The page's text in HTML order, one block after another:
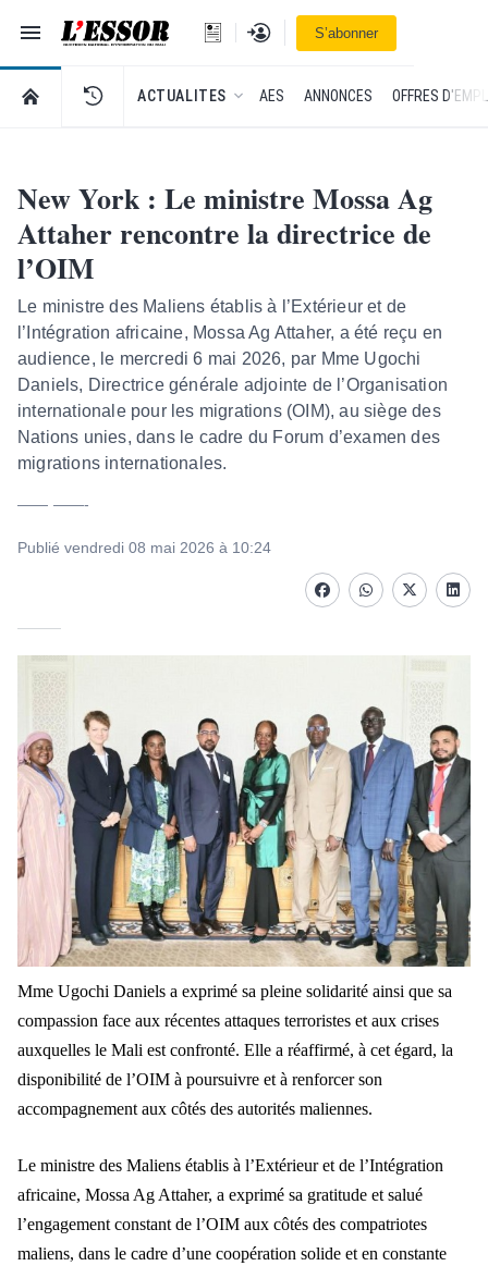
Navigation
L'Essor - retour à la une
Se connecterS’abonner
RETOUR À LA PAGE D’ACCUEIL DE L'ESSOR
ACTUALITES AES ANNONCES OFFRES
New York : Le ministre Mossa Ag
Attaher rencontre la directrice de
l’OIM
Le ministre des Maliens établis à l’Extérieur et de
l’Intégration africaine, Mossa Ag Attaher, a été reçu en
audience, le mercredi 6 mai 2026, par Mme Ugochi
Daniels, Directrice générale adjointe de l’Organisation
internationale pour les migrations (OIM), au siège des
Nations unies, dans le cadre du Forum d’examen des
migrations internationales.
—— ——-
Publié vendredi 08 mai 2026 à 10:24
FacebookwhatsappTwitter
Mme Ugochi Daniels a exprimé sa pleine solidarité ainsi que sa
compassion face aux récentes attaques terroristes et aux crises
auxquelles le Mali est confronté. Elle a réaffirmé, à cet égard, la
disponibilité de l’OIM à poursuivre et à renforcer son
accompagnement aux côtés des autorités maliennes.
Le ministre des Maliens établis à l’Extérieur et de l’Intégration
africaine, Mossa Ag Attaher, a exprimé sa gratitude et salué
l’engagement constant de l’OIM aux côtés des compatriotes
maliens, dans le cadre d’une coopération solide et en constante